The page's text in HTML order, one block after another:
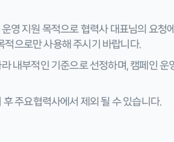
영 지원 목적으로 협력사 대표님의 요청
적으로만 사용해 주시기 바랍니다.
내부적인 기준으로 선정하며, 캠페인 운
주요협력사에서 제외 될 수 있습니다.